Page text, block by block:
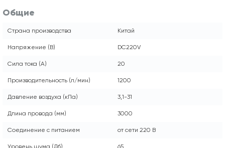
Общие
Страна производства Китай
Напряжение (В) DC220V
Сила тока (А) 20
Производительность (л/мин) 1200
Давление воздуха (кПа) 3,1-31
Длина провода (мм) 3000
Соединение с питанием от сети 220 В